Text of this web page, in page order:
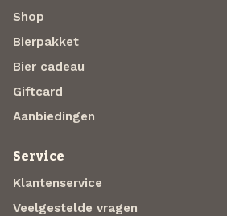
Shop
Bierpakket
Bier cadeau
Giftcard
Aanbiedingen
Service
Klantenservice
Veelgestelde vragen